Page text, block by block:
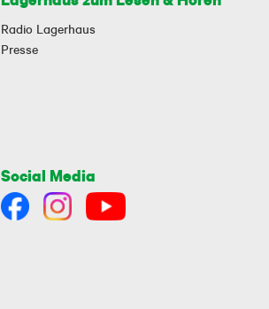
Radio Lagerhaus
Presse
Social Media